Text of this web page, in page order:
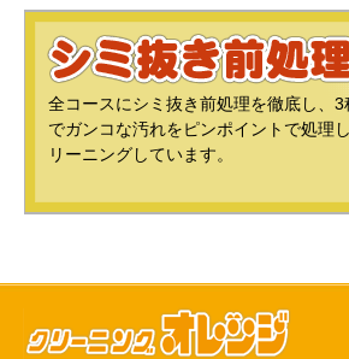
全コースにシミ抜き前処理を徹底し、3
でガンコな汚れをピンポイントで処理
リーニングしています。